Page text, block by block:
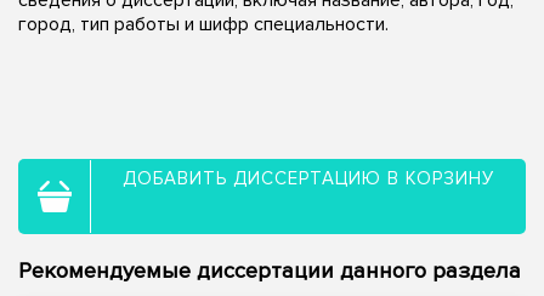
город, тип работы и шифр специальности.
ДОБАВИТЬ ДИССЕРТАЦИЮ В КОРЗИНУ
Рекомендуемые диссертации данного раздела